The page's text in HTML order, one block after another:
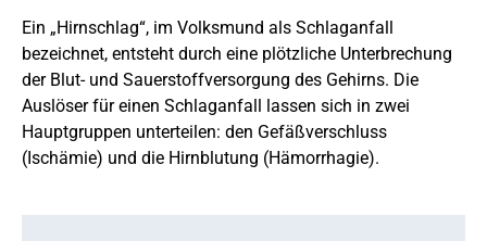
Ein „Hirnschlag“, im Volksmund als Schlaganfall
bezeichnet, entsteht durch eine plötzliche Unterbrechung
der Blut- und Sauerstoffversorgung des Gehirns. Die
Auslöser für einen Schlaganfall lassen sich in zwei
Hauptgruppen unterteilen: den Gefäßverschluss
(Ischämie) und die Hirnblutung (Hämorrhagie).